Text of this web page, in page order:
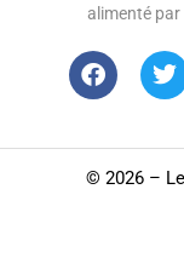
alimenté par
© 2026 –